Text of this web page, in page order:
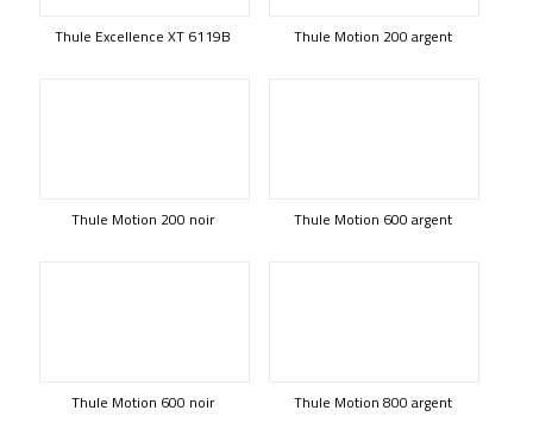
Thule Excellence XT 6119B Thule Motion 200 argent
Thule Motion 200 noir Thule Motion 600 argent
Thule Motion 600 noir Thule Motion 800 argent